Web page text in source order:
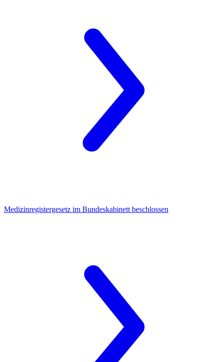
Medizinregistergesetz im Bundeskabinett beschlossen